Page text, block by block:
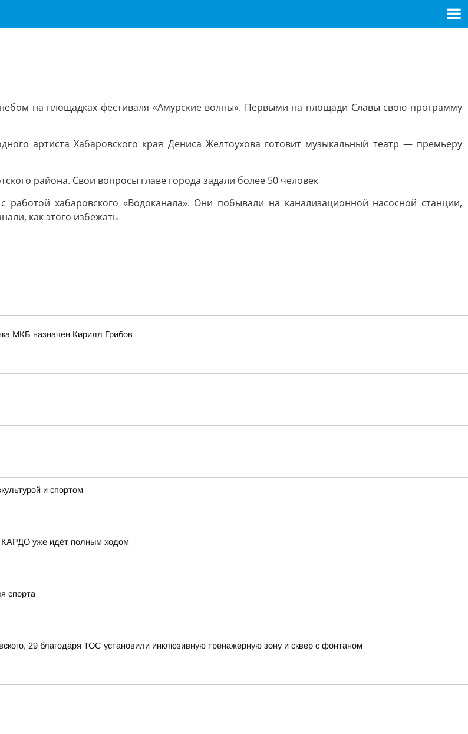
на площадках фестиваля «Амурские волны». Первыми на площади Славы свою программу
артиста Хабаровского края Дениса Желтоухова готовит музыкальный театр — премьеру
района. Свои вопросы главе города задали более 50 человек
работой хабаровского «Водоканала». Они побывали на канализационной насосной станции,
как этого избежать
МКБ назначен Кирилл Грибов
и спортом
КАРДО уже идёт полным ходом
спорта
29 благодаря ТОС установили инклюзивную тренажерную зону и сквер с фонтаном